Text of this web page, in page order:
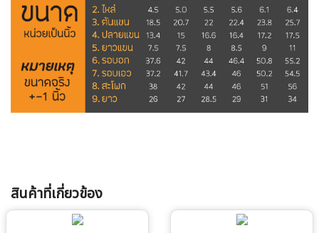
สินค้าที่เกี่ยวข้อง